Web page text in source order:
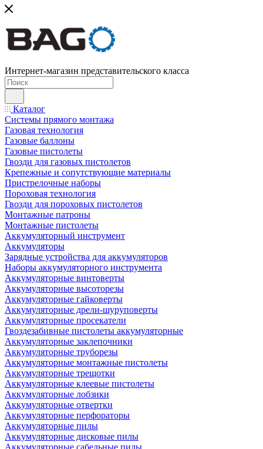
Интернет-магазин представительского класса
Каталог
Системы прямого монтажа
Газовая технология
Газовые баллоны
Газовые пистолеты
Гвозди для газовых пистолетов
Крепежные и сопутствующие материалы
Пристрелочные наборы
Пороховая технология
Гвозди для пороховых пистолетов
Монтажные патроны
Монтажные пистолеты
Аккумуляторный инструмент
Аккумуляторы
Зарядные устройства для аккумуляторов
Наборы аккумуляторного инструмента
Аккумуляторные винтоверты
Аккумуляторные высоторезы
Аккумуляторные гайковерты
Аккумуляторные дрели-шуруповерты
Аккумуляторные просекатели
Гвоздезабивные пистолеты аккумуляторные
Аккумуляторные заклепочники
Аккумуляторные труборезы
Аккумуляторные монтажные пистолеты
Аккумуляторные трещотки
Аккумуляторные клеевые пистолеты
Аккумуляторные лобзики
Аккумуляторные отвертки
Аккумуляторные перфораторы
Аккумуляторные пилы
Аккумуляторные дисковые пилы
Аккумуляторные сабельные пилы